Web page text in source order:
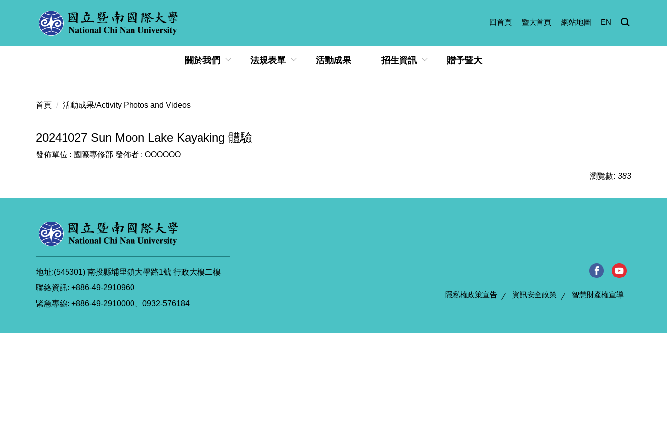
回首頁 暨大首頁 網站地圖 EN
關於我們 法規表單 活動成果 招生資訊 贈予暨大
首頁 活動成果/Activity Photos and Videos
20241027 Sun Moon Lake Kayaking 體驗
發佈單位 : 國際專修部 發佈者 : OOOOOO
瀏覽數: 383
地址:(545301) 南投縣埔里鎮大學路1號 行政大樓二樓
聯絡資訊: +886-49-2910960
緊急專線: +886-49-2910000、0932-576184
隱私權政策宣告 資訊安全政策 智慧財產權宣導